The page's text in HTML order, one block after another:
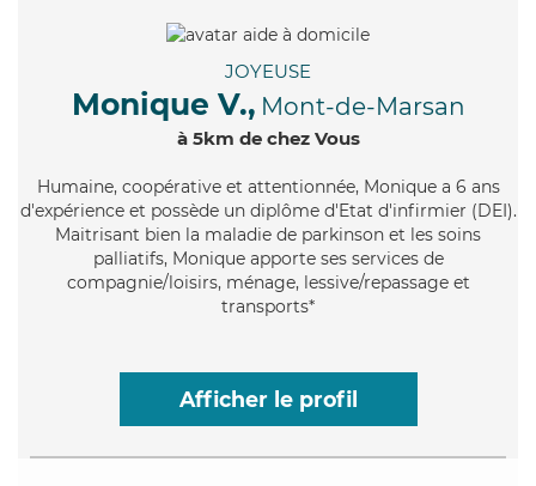
JOYEUSE
Monique V., Mont-de-Marsan
à 5km de chez Vous
Humaine, coopérative et attentionnée, Monique a 6 ans
d'expérience et possède un diplôme d'Etat d'infirmier (DEI).
Maitrisant bien la maladie de parkinson et les soins
palliatifs, Monique apporte ses services de
compagnie/loisirs, ménage, lessive/repassage et
transports*
Afficher le profil